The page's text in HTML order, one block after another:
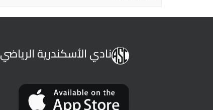
نادي الأسكندرية الرياضي